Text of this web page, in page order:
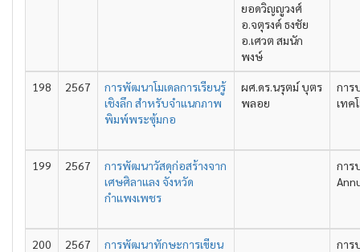
ยอดวิญญูวงศ์
อ.จตุรงค์ ธงชัย
อ.เศวต สมนัก
พงษ์
198 2567
การพัฒนาโมเดลการเรียนรู้
เชิงลึก สำหรับจำแนกภาพ
พิมพ์พระซุ้มกอ
ผศ.ดร.นรุตม์ บุตร
พลอย
การ
เทค
199 2567
การพัฒนาวัสดุก่อสร้างจาก
เศษศิลาแลง จังหวัด
กำแพงเพชร
การ
200 2567 การพัฒนาทักษะการเขียน การ